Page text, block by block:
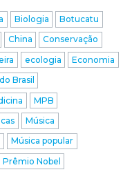
Biologia
Botucatu
China
Conservação
ecologia
Economia
Brasil
MPB
Música
Música popular
Prêmio Nobel